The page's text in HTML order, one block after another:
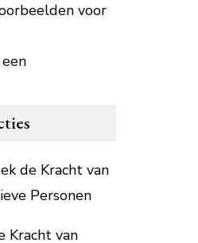
voor
de Kracht van
Personen
Kracht van